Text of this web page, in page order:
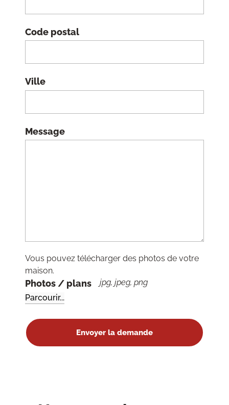
Code postal
Ville
Message
Vous pouvez télécharger des photos de votre
maison.
Photos / plans jpg, jpeg, png